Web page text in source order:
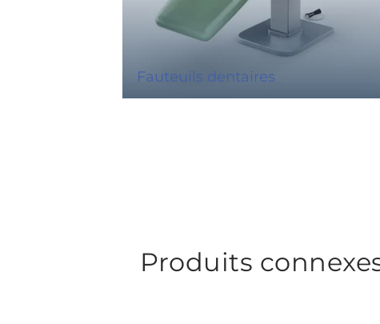
Fauteuils dentaires
Produits